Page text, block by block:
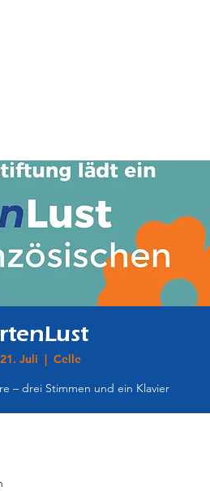
Juli
  |
Celle
– drei Stimmen und ein Klavier